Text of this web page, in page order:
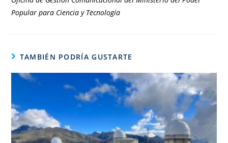
Popular para Ciencia y Tecnología
TAMBIÉN PODRÍA GUSTARTE